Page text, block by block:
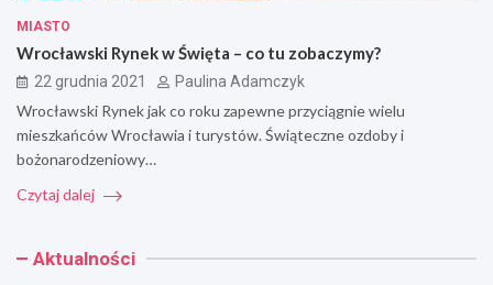
MIASTO
Wrocławski Rynek w Święta – co tu zobaczymy?
22 grudnia 2021 Paulina Adamczyk
Wrocławski Rynek jak co roku zapewne przyciągnie wielu
mieszkańców Wrocławia i turystów. Świąteczne ozdoby i
bożonarodzeniowy…
Czytaj dalej
Aktualności